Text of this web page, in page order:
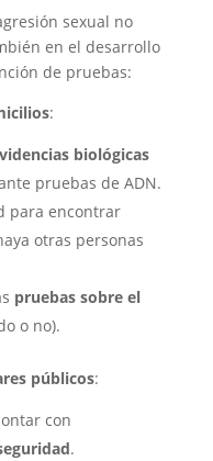
sexual no
en el desarrollo
de pruebas:
:
biológicas
pruebas de ADN.
para encontrar
otras personas
pruebas sobre el
o no).
públicos:
con
.